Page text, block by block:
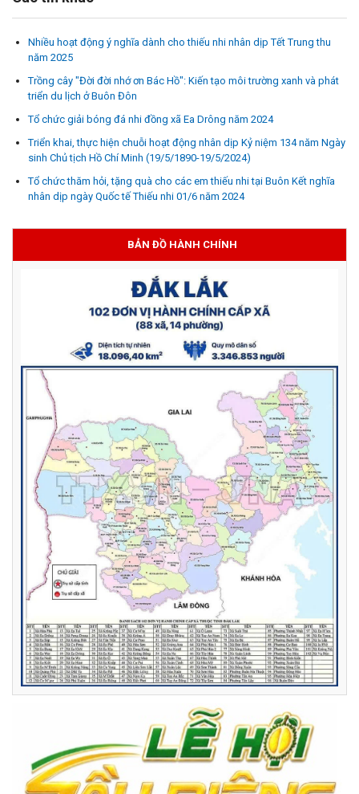
Nhiều hoạt động ý nghĩa dành cho thiếu nhi nhân dịp Tết Trung thu
năm 2025
Trồng cây "Đời đời nhớ ơn Bác Hồ": Kiến tạo môi trường xanh và phát
triển du lịch ở Buôn Đôn
Tổ chức giải bóng đá nhi đồng xã Ea Drông năm 2024
Triển khai, thực hiện chuỗi hoạt động nhân dịp Kỷ niệm 134 năm Ngày
sinh Chủ tịch Hồ Chí Minh (19/5/1890-19/5/2024)
Tổ chức thăm hỏi, tặng quà cho các em thiếu nhi tại Buôn Kết nghĩa
nhân dịp ngày Quốc tế Thiếu nhi 01/6 năm 2024
BẢN ĐỒ HÀNH CHÍNH